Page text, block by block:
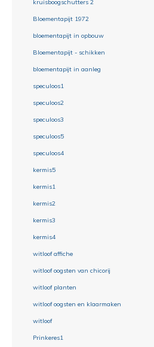
kruisboogschutters 2
Bloementapijt 1972
bloementapijt in opbouw
Bloementapijt - schikken
bloementapijt in aanleg
speculoos1
speculoos2
speculoos3
speculoos5
speculoos4
kermis5
kermis1
kermis2
kermis3
kermis4
witloof affiche
witloof oogsten van chicorij
witloof planten
witloof oogsten en klaarmaken
witloof
Prinkeres1